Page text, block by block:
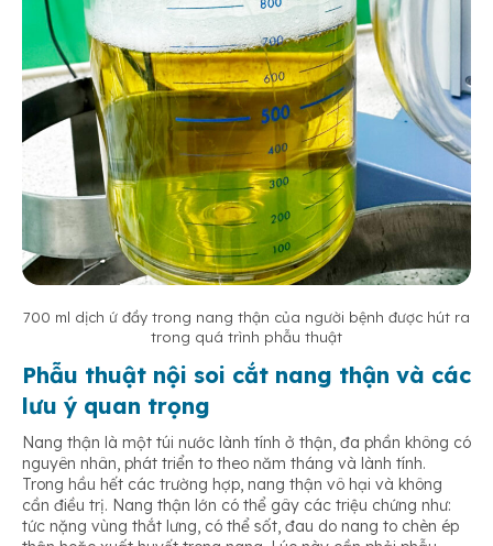
700 ml dịch ứ đầy trong nang thận của người bệnh được hút ra
trong quá trình phẫu thuật
Phẫu thuật nội soi cắt nang thận và các
lưu ý quan trọng
Nang thận là một túi nước lành tính ở thận, đa phần không có
nguyên nhân, phát triển to theo năm tháng và lành tính.
Trong hầu hết các trường hợp, nang thận vô hại và không
cần điều trị. Nang thận lớn có thể gây các triệu chứng như:
tức nặng vùng thắt lưng, có thể sốt, đau do nang to chèn ép